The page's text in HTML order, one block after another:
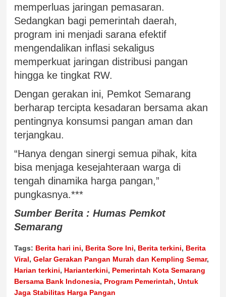
memperluas jaringan pemasaran.
Sedangkan bagi pemerintah daerah,
program ini menjadi sarana efektif
mengendalikan inflasi sekaligus
memperkuat jaringan distribusi pangan
hingga ke tingkat RW.
Dengan gerakan ini, Pemkot Semarang
berharap tercipta kesadaran bersama akan
pentingnya konsumsi pangan aman dan
terjangkau.
“Hanya dengan sinergi semua pihak, kita
bisa menjaga kesejahteraan warga di
tengah dinamika harga pangan,”
pungkasnya.***
Sumber Berita : Humas Pemkot
Semarang
Tags: Berita hari ini, Berita Sore Ini, Berita terkini, Berita
Viral, Gelar Gerakan Pangan Murah dan Kempling Semar,
Harian terkini, Harianterkini, Pemerintah Kota Semarang
Bersama Bank Indonesia, Program Pemerintah, Untuk
Jaga Stabilitas Harga Pangan